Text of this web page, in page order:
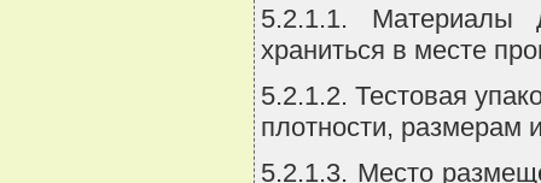
5.2.1.1. Материалы
храниться в месте
5.2.1.2. Тестовая
плотности, размерам
5.2.1.3. Место